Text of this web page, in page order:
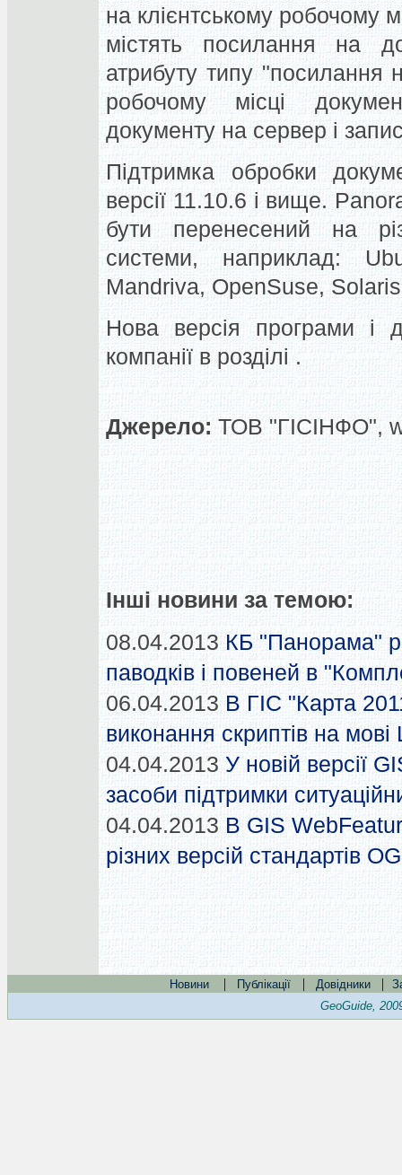
на клієнтському робочому
містять посилання на
атрибуту типу "посилання
робочому місці
документу на сервер і
Підтримка обробки
версії 11.10.6 і вище.
бути перенесений на
системи, наприклад:
Mandriva, OpenSuse,
Нова версія програми і
компанії в розділі .
Джерело: ТОВ "ГІСІНФО",
Інші новини за темою:
08.04.2013 КБ "Панорама"
паводків і повеней в
06.04.2013 В ГІС "Карта
виконання скриптів на мові
04.04.2013 У новій версії
засоби підтримки
04.04.2013 В GIS
різних версій стандартів
Новини | Публікації | Довідники |
GeoGuide,